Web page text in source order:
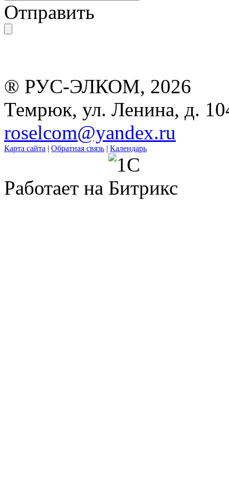
Отправить
® РУС-ЭЛКОМ, 2026
Темрюк, ул. Ленина, д.
roselcom@yandex.ru
Карта сайта | Обратная связь | Календарь
Работает на